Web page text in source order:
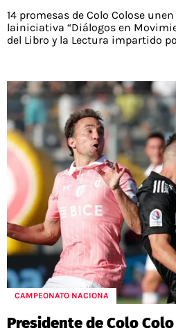
14 promesas de Colo Colose
lainiciativa “Diálogos en
del Libro y la Lectura impartido
CAMPEONATO NACIONA
Presidente de Colo